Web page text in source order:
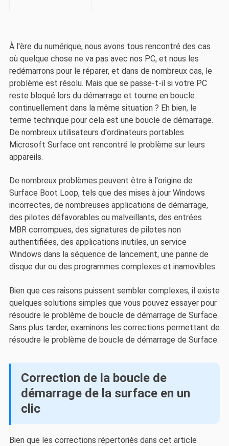
À l'ère du numérique, nous avons tous rencontré des cas
où quelque chose ne va pas avec nos PC, et nous les
redémarrons pour le réparer, et dans de nombreux cas, le
problème est résolu. Mais que se passe-t-il si votre PC
reste bloqué lors du démarrage et tourne en boucle
continuellement dans la même situation ? Eh bien, le
terme technique pour cela est une boucle de démarrage.
De nombreux utilisateurs d'ordinateurs portables
Microsoft Surface ont rencontré le problème sur leurs
appareils.
De nombreux problèmes peuvent être à l'origine de
Surface Boot Loop, tels que des mises à jour Windows
incorrectes, de nombreuses applications de démarrage,
des pilotes défavorables ou malveillants, des entrées
MBR corrompues, des signatures de pilotes non
authentifiées, des applications inutiles, un service
Windows dans la séquence de lancement, une panne de
disque dur ou des programmes complexes et inamovibles.
Bien que ces raisons puissent sembler complexes, il existe
quelques solutions simples que vous pouvez essayer pour
résoudre le problème de boucle de démarrage de Surface.
Sans plus tarder, examinons les corrections permettant de
résoudre le problème de boucle de démarrage de Surface.
Correction de la boucle de
démarrage de la surface en un
clic
Bien que les corrections répertoriés dans cet article